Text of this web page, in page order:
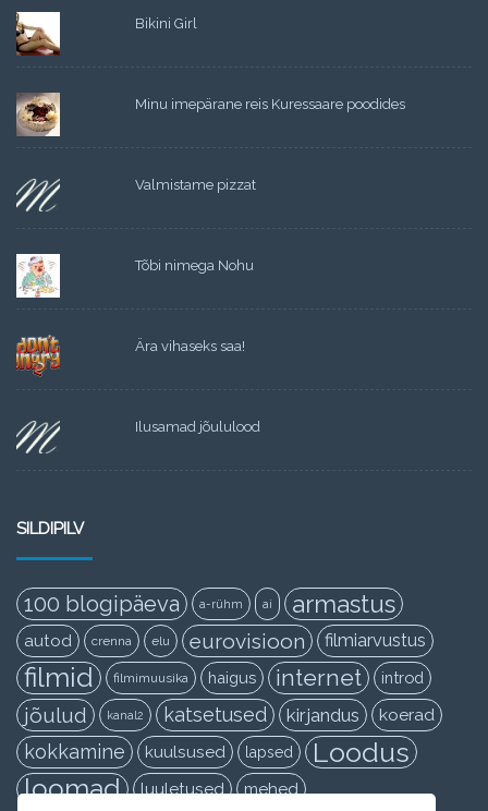
Bikini Girl
Minu imepärane reis Kuressaare poodides
Valmistame pizzat
Tõbi nimega Nohu
Ära vihaseks saa!
Ilusamad jõululood
SILDIPILV
100 blogipäeva a-rühm ai armastus
autod crenna elu eurovisioon filmiarvustus
filmid filmimuusika haigus internet introd
jõulud kanal2 katsetused kirjandus koerad
kokkamine kuulsused lapsed Loodus
loomad luuletused mehed